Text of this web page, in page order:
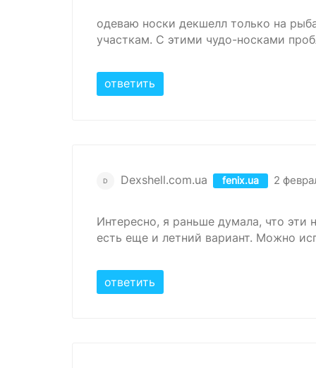
одеваю носки декшелл только на
участкам. С этими чудо-носками
ответить
D Dexshell.com.ua fenix.ua 2
Интересно, я раньше думала, что эти
есть еще и летний вариант. Можно
ответить